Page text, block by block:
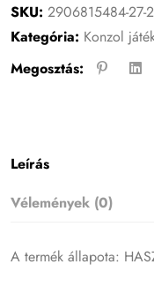
SKU:2906815484-27-2
Kategória: Konzol
Megosztás:
Leírás
Vélemények (0)
A termék állapota: